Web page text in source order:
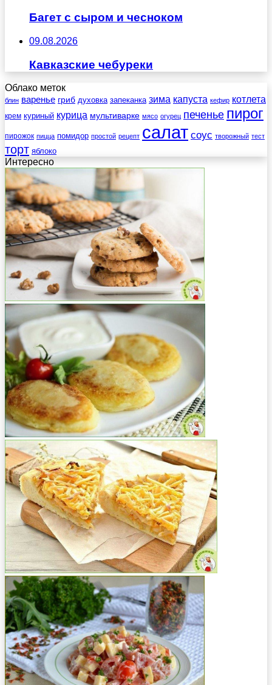
Багет с сыром и чесноком
09.08.2026
Кавказские чебуреки
Облако меток
блин варенье гриб духовка запеканка зима капуста кефир котлета
крем куриный курица мультиварке мясо огурец печенье пирог
пирожок пицца помидор простой рецепт салат соус творожный тест
торт яблоко
Интересно